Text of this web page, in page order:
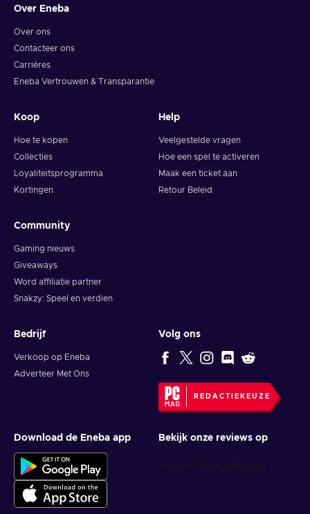
Over Eneba
Over ons
Contacteer ons
Carrières
Eneba Vertrouwen & Transparantie
Koop
Hoe te kopen
Collecties
Loyaliteitsprogramma
Kortingen
Help
Veelgestelde vragen
Hoe een spel te activeren
Maak een ticket aan
Retour Beleid
Community
Gaming nieuws
Giveaways
Word affiliatie partner
Snakzy: Speel en verdien
Bedrijf
Verkoop op Eneba
Adverteer Met Ons
Volg ons
REDACTIEKEUZE
Download de Eneba app Bekijk onze reviews op